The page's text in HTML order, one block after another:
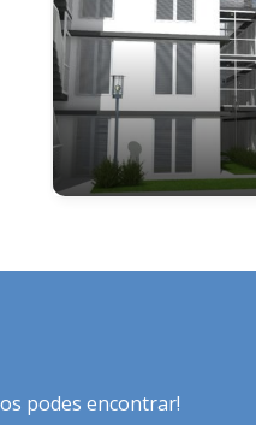
podes encontrar!